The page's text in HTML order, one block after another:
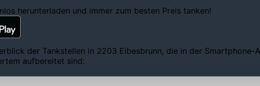
herunterladen und immer zum besten Preis tanken!
der Tankstellen in 2203 Eibesbrunn, die in der
aufbereitet sind: